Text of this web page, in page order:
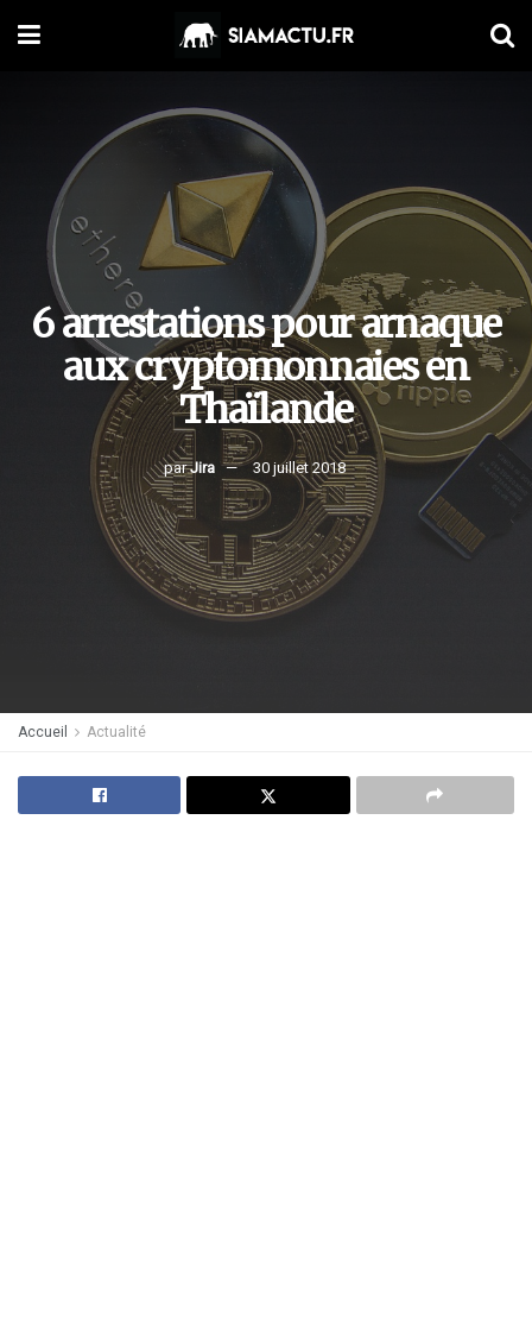
6 arrestations pour arnaque
aux cryptomonnaies en
Thaïlande
par Jira 30 juillet 2018
Accueil Actualité